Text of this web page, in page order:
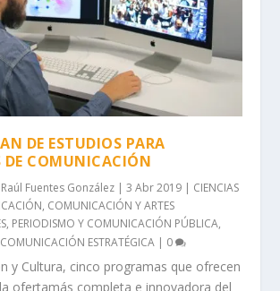
DE ESTUDIOS PARA
DE COMUNICACIÓN
Raúl Fuentes González |3 Abr 2019 | CIENCIAS
, COMUNICACIÓN Y ARTES
, PERIODISMO Y COMUNICACIÓN PÚBLICA,
ESTRATÉGICA | 0
y Cultura, cinco programas que ofrecen
ofertamás completa e innovadora del